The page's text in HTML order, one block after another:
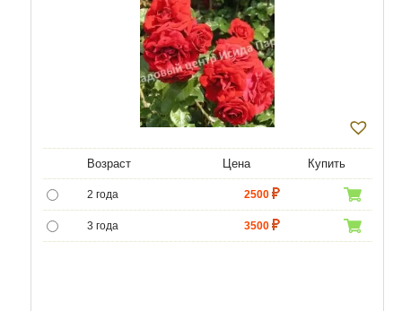
Возраст Цена Купить
2 года 2500
3 года 3500